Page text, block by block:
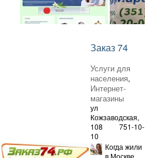
Заказ 74
Услуги для
населения,
Интернет-
магазины
ул
Кожзаводская,
108
751-10-
10
Когда жили
в Москве